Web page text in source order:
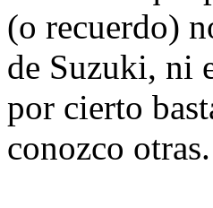
(o recuerdo)
de Suzuki, ni
por cierto
conozco